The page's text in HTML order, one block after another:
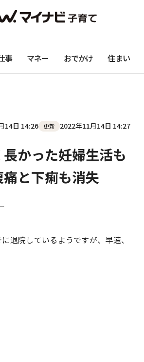
事 マネー おでかけ 住まい
14日 14:26 更新 2022年11月14日 14:27
かった妊婦生活も
痛と下痢も消失
退院しているようですが、早速、